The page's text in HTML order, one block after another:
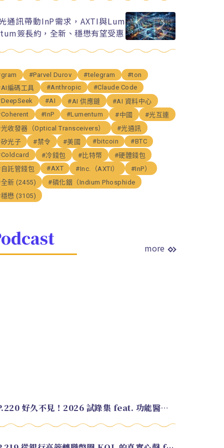
通訊帶動InP需求，AXTI與Lum
簽長約，全新、穩懋有望受惠
#Parvel Durov #telegram
#ton
編碼工具
#Anthropic
#Claude Code
#AI #AI 供應鏈
#AI 資料中心
#InP #Lumentum #中國
#光互連
收發器（Optical Transceivers）
#光通訊
光子
#禁令 #美國 #bitcoin
#BTC
#冷錢包 #比特幣
#硬體錢包
託管錢包
#AXT #Inc.（AXTI）
#InP）
新 (2455)
#磷化銦（Indium Phosphide
懋 (3105)
more
EP.220 好久不見！2026 試錄集 feat. 功能醫學營養師 美寶